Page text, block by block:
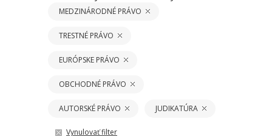
MEDZINÁRODNÉ PRÁVO
TRESTNÉ PRÁVO
EURÓPSKE PRÁVO
OBCHODNÉ PRÁVO
AUTORSKÉ PRÁVO JUDIKATÚRA
Vynulovať filter